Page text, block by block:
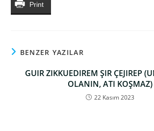
Print
BENZER YAZILAR
GUIR ZIKKUEDIREM ŞIR ÇEJIREP
OLANIN, ATI KOŞMAZ)
22 Kasım 2023